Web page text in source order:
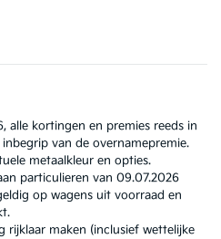
alle kortingen en premies reeds in
van de overnamepremie.
metaalkleur en opties.
particulieren van 09.07.2026
op wagens uit voorraad en
rijklaar maken (inclusief wettelijke